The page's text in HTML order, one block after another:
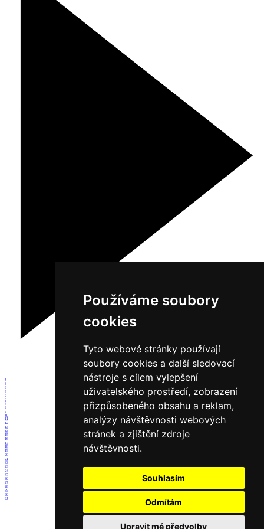
Používáme soubory
cookies
Tyto webové stránky používají
soubory cookies a další sledovací
nástroje s cílem vylepšení
uživatelského prostředí, zobrazení
přizpůsobeného obsahu a reklam,
analýzy návštěvnosti webových
stránek a zjištění zdroje
návštěvnosti.
Souhlasím
Odmítám
Upravit mé předvolby
1
2
3
4
5
6
7
8
9
10
11
12
13
14
15
16
17
18
19
20
21
22
23
24
25
26
27
28
29
30
31